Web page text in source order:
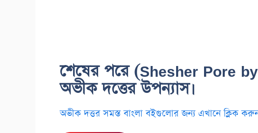
শেষের পরে (Shesher Pore
অভীক দত্তের উপন্যাস।
অভীক দত্তর সমস্ত বাংলা বইগুলোর জন্য এখানে ক্লিক